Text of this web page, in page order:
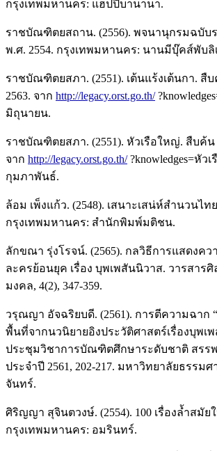
กรุงเทพมหานคร: แฮปปี้บานานา.
ราชบัณฑิตยสถาน. (2556). พจนานุกรมฉบั
พ.ศ. 2554. กรุงเทพมหานคร: นานมีบุ๊คส์พับลิ
ราชบัณฑิตยสภา. (2551). เต้นแร้งเต้นกา. สื
2563. จาก http://legacy.orst.go.th/
มิถุนายน.
ราชบัณฑิตยสภา. (2551). หัวเรือใหญ่. สืบค้น
จาก http://legacy.orst.go.th/?knowledges=หัว
กุมภาพันธ์.
ล้อม เพ็งแก้ว. (2548). เสนาะเสน่ห์สำนวนไท
กรุงเทพมหานคร: สำนักพิมพ์มติชน.
ลักขณา รุ่งโรจน์. (2565). กลวิธีการแสดงคว
ละครย้อนยุค เรื่อง บุพเพสันนิวาส. วารสาร
มงคล, 4(2), 347-359.
วรุณญา อัจฉริยบดี. (2561). การตีความฉาก
พื้นที่จากนวนิยายอิงประวัติศาสตร์เรื่องบุพเ
ประชุมวิชาการบัณฑิตศึกษาระดับชาติ สรร
ประจำปี 2561, 202-217. มหาวิทยาลัยธรรม
จันทร์.
ศิริญญา สุจินตวงษ์. (2554). 100 เรื่องล้ำสมัย
กรุงเทพมหานคร: อมรินทร์.